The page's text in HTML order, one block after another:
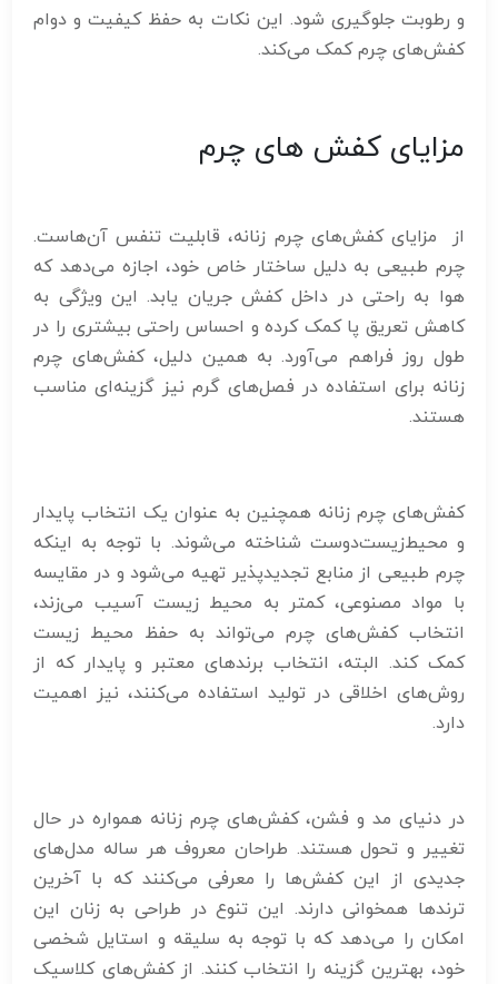
و رطوبت جلوگیری شود. این نکات به حفظ کیفیت و دوام
کفش‌های چرم کمک می‌کند.
مزایای کفش های چرم
از مزایای کفش‌های چرم زنانه، قابلیت تنفس آن‌هاست.
چرم طبیعی به دلیل ساختار خاص خود، اجازه می‌دهد که
هوا به راحتی در داخل کفش جریان یابد. این ویژگی به
کاهش تعریق پا کمک کرده و احساس راحتی بیشتری را در
طول روز فراهم می‌آورد. به همین دلیل، کفش‌های چرم
زنانه برای استفاده در فصل‌های گرم نیز گزینه‌ای مناسب
هستند.
کفش‌های چرم زنانه همچنین به عنوان یک انتخاب پایدار
و محیط‌زیست‌دوست شناخته می‌شوند. با توجه به اینکه
چرم طبیعی از منابع تجدیدپذیر تهیه می‌شود و در مقایسه
با مواد مصنوعی، کمتر به محیط زیست آسیب می‌زند،
انتخاب کفش‌های چرم می‌تواند به حفظ محیط زیست
کمک کند. البته، انتخاب برندهای معتبر و پایدار که از
روش‌های اخلاقی در تولید استفاده می‌کنند، نیز اهمیت
دارد.
در دنیای مد و فشن، کفش‌های چرم زنانه همواره در حال
تغییر و تحول هستند. طراحان معروف هر ساله مدل‌های
جدیدی از این کفش‌ها را معرفی می‌کنند که با آخرین
ترندها همخوانی دارند. این تنوع در طراحی به زنان این
امکان را می‌دهد که با توجه به سلیقه و استایل شخصی
خود، بهترین گزینه را انتخاب کنند. از کفش‌های کلاسیک